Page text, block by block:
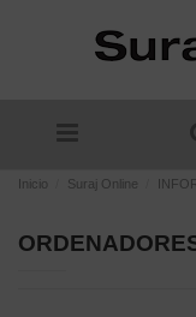
Inicio Suraj Online